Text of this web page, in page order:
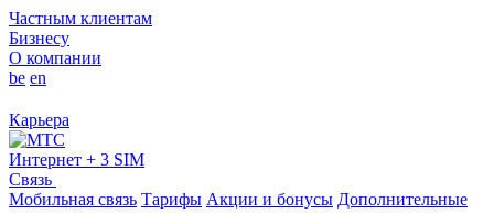
Частным клиентам
Бизнесу
О компании
be en
Карьера
Интернет + 3 SIM
Связь
Мобильная связь Тарифы Акции и бонусы Дополнительные